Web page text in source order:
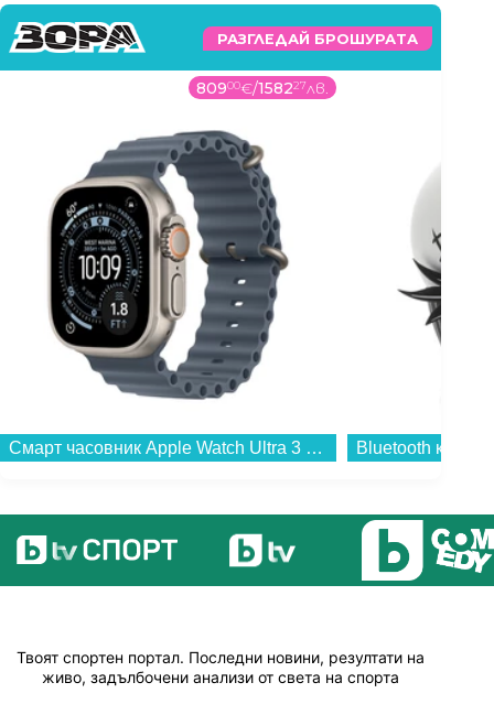
РАЗГЛЕДАЙ БРОШУРАТА
80900€/158227лв.
Смарт часовник Apple Watch Ultra 3 49mm Nat/Blue Ocean Band mewh4 , 1.98...
Твоят спортен портал. Последни новини, резултати на
живо, задълбочени анализи от света на спорта